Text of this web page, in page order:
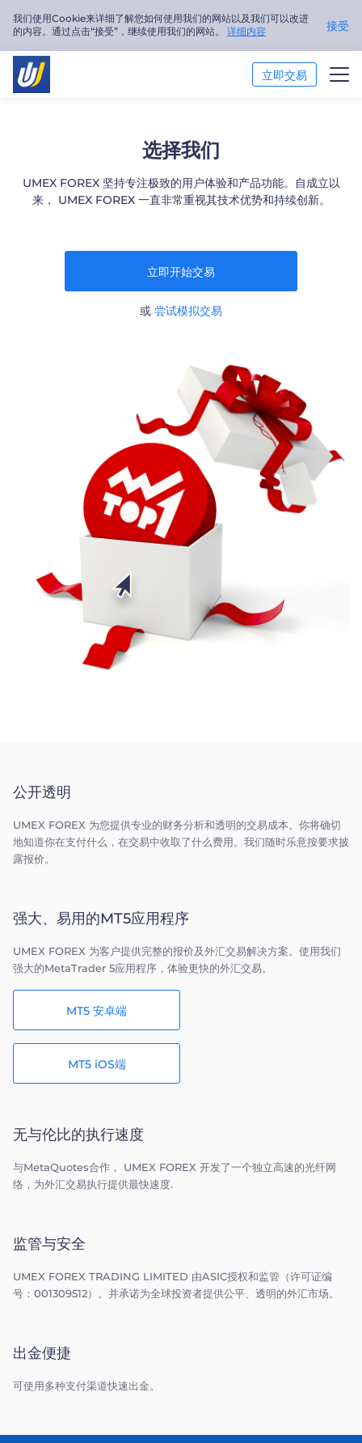
我们使用Cookie来详细了解您如何使用我们的网站以及我们可以改进
的内容。通过点击“接受”，继续使用我们的网站。 详细内容 接受
立即交易
市场分析
Trader
选择我们
UMEX FOREX 坚持专注极致的用户体验和产品功能。自成立以
来， UMEX FOREX 一直非常重视其技术优势和持续创新。
立即开始交易
或 尝试模拟交易
公开透明
UMEX FOREX 为您提供专业的财务分析和透明的交易成本。你将确切
地知道你在支付什么，在交易中收取了什么费用。我们随时乐意按要求披
露报价。
强大、易用的MT5应用程序
UMEX FOREX 为客户提供完整的报价及外汇交易解决方案。使用我们
强大的MetaTrader 5应用程序，体验更快的外汇交易。
MT5 安卓端
MT5 iOS端
无与伦比的执行速度
与MetaQuotes合作， UMEX FOREX 开发了一个独立高速的光纤网
络，为外汇交易执行提供最快速度.
监管与安全
UMEX FOREX TRADING LIMITED 由ASIC授权和监管（许可证编
号：001309512）。并承诺为全球投资者提供公平、透明的外汇市场。
出金便捷
可使用多种支付渠道快速出金。